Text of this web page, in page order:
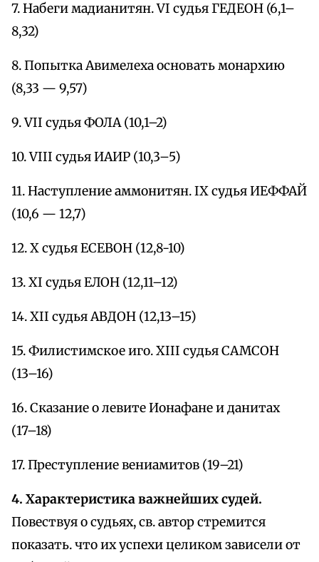
7. Набеги мадианитян. VI судья ГЕДЕОН (6,1–
8,32)
8. Попытка Авимелеха основать монархию
(8,33 — 9,57)
9. VII судья ФОЛА (10,1–2)
10. VIII судья ИАИР (10,3–5)
11. Наступление аммонитян. IX судья ИЕФФАЙ
(10,6 — 12,7)
12. Х судья ЕСЕВОН (12,8-10)
13. XI судья ЕЛОН (12,11–12)
14. XII судья АВДОН (12,13–15)
15. Филистимское иго. XIII судья САМСОН
(13–16)
16. Сказание о левите Ионафане и данитах
(17–18)
17. Преступление вениамитов (19–21)
4. Характеристика важнейших судей.
Повествуя о судьях, св. автор стремится
показать. что их успехи целиком зависели от